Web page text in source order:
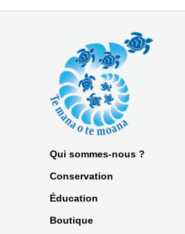
Qui sommes-nous ?
Conservation
Éducation
Boutique